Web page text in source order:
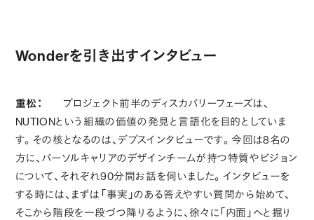
Wonderを引き出すインタビュー
重松：
プロジェクト前半のディスカバリーフェーズは、
NUTIONという組織の価値の発見と言語化を目的としていま
す。その核となるのは、デプスインタビューです。今回は8名の
方に、パーソルキャリアのデザインチームが持つ特質やビジョン
について、それぞれ90分間お話を伺いました。インタビューを
する時には、まずは「事実」のある答えやすい質問から始めて、
そこから階段を一段づつ降りるように、徐々に「内面」へと掘り